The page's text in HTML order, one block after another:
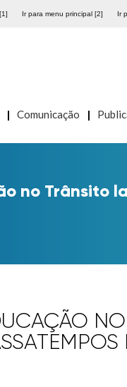
Ir para menu principal [2] Ir
Comunicação
no Trânsito